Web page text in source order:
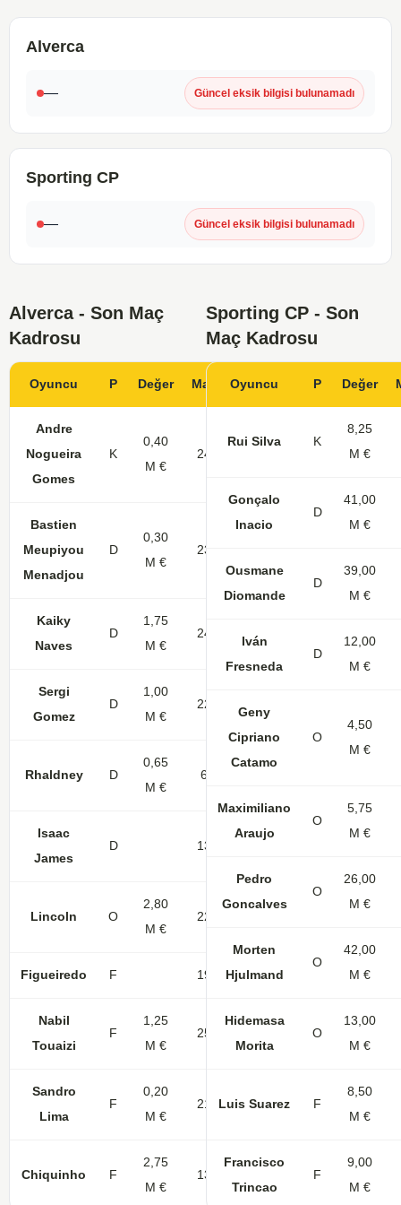
Alverca
— Güncel eksik bilgisi bulunamadı
Sporting CP
— Güncel eksik bilgisi bulunamadı
Alverca - Son Maç
Kadrosu
Oyuncu P Değer Maç Gol KK
Andre
Nogueira
Gomes
K
0,40
M €
24
Bastien
Meupiyou
Menadjou
D
0,30
M €
23
Kaiky
Naves
D
1,75
M €
24 1
Sergi
Gomez
D
1,00
M €
22
Rhaldney D
0,65
M €
6
Isaac
James
D 13
Lincoln O
2,80
M €
22
Figueiredo F 19 3
Nabil
Touaizi
F
1,25
M €
25
Sandro
Lima
F
0,20
M €
21 4 1
Chiquinho F
2,75
M €
13
Sporting CP - Son
Maç Kadrosu
Oyuncu P Değer
Rui Silva K
8,25
M €
Gonçalo
Inacio
D
41,00
M €
Ousmane
Diomande
D
39,00
M €
Iván
Fresneda
D
12,00
M €
Geny
Cipriano
Catamo
O
4,50
M €
Maximiliano
Araujo
O
5,75
M €
Pedro
Goncalves
O
26,00
M €
Morten
Hjulmand
O
42,00
M €
Hidemasa
Morita
O
13,00
M €
Luis Suarez F
8,50
M €
Francisco
Trincao
F
9,00
M €